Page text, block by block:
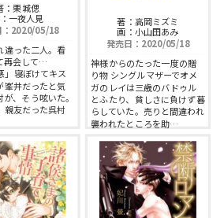
：栗城偲
一夜人見
：2020/05/18
違った二人。看
再会して…
」寝ぼけてキス
峯井だったと気
、そう呟いた。
親友だった呉村
著：高岡ミズミ
画：小山田あみ
発売日：2020/05/18
神様からのたった一度の贈
り物 シングルマザーでオメ
ガのレイは三歳のバドゥル
とふたり、貧しさに負けず暮
らしていた。売りと間違われ
襲われたところを助…